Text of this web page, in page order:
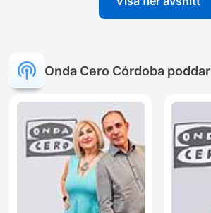
Onda Cero Córdoba poddar